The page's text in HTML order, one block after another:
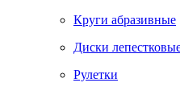
Круги абразивные
Диски
Рулетки